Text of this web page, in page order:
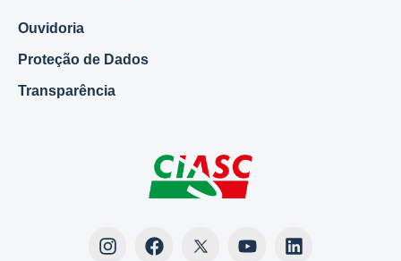
Ouvidoria
Proteção de Dados
Transparência